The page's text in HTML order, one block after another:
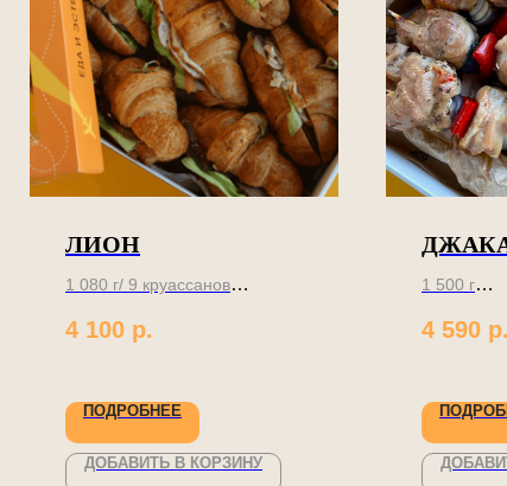
ЛИОН
1 080 г/ 9 круассанов
Большие круассаны,
4 100 р.
ПОДРОБНЕЕ
ДОБАВИТЬ В КОРЗИНУ
1 500 г
Целых 1,5
4 590 р.